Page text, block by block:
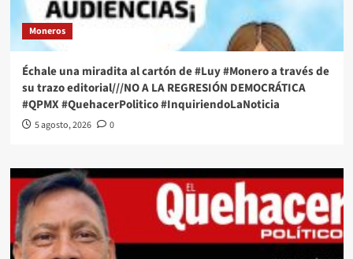
Moneros
Échale una miradita al cartón de #Luy #Monero a través de
su trazo editorial///NO A LA REGRESIÓN DEMOCRÁTICA
#QPMX #QuehacerPolitico #InquiriendoLaNoticia
5 agosto, 2026 0